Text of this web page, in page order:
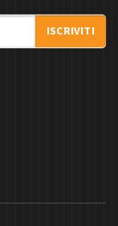
ISCRIVITI